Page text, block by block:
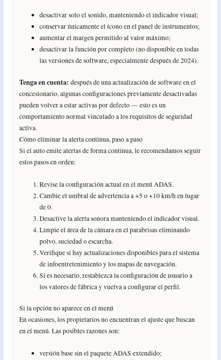
desactivar solo el sonido, manteniendo el indicador visual;
conservar únicamente el ícono en el panel de instrumentos;
aumentar el margen permitido al valor máximo;
desactivar la función por completo (no disponible en todas
las versiones de software, especialmente después de 2024).
Tenga en cuenta: después de una actualización de software en el
concesionario, algunas configuraciones previamente desactivadas
pueden volver a estar activas por defecto — esto es un
comportamiento normal vinculado a los requisitos de seguridad
activa.
Cómo eliminar la alerta continua, paso a paso
Si el auto emite alertas de forma continua, le recomendamos seguir
estos pasos en orden:
Revise la configuración actual en el menú ADAS.
Cambie el umbral de advertencia a +5 o +10 km/h en lugar
de 0.
Desactive la alerta sonora manteniendo el indicador visual.
Limpie el área de la cámara en el parabrisas eliminando
polvo, suciedad o escarcha.
Verifique si hay actualizaciones disponibles para el sistema
de infoentretenimiento y los mapas de navegación.
Si es necesario, restablezca la configuración de usuario a
los valores de fábrica y vuelva a configurar el perfil.
Si la opción no aparece en el menú
En ocasiones, los propietarios no encuentran el ajuste que buscan
en el menú. Las posibles razones son:
versión base sin el paquete ADAS extendido;